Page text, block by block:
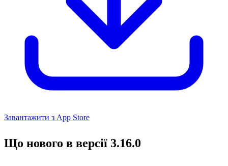
Завантажити з App Store
Що нового в версії 3.16.0